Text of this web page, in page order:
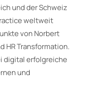
und der Schweiz
weltweit
von Norbert
HR Transformation.
digital erfolgreiche
und